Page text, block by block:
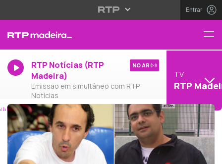
Entrar
RTP Notícias (RTP
Madeira)
Emissão em simultâneo com RTP
Notícias
NO AR
TV
RTP